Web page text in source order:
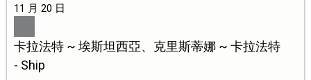
11 月 20 日
卡拉法特 ~ 埃斯坦西亞、克里斯蒂娜 ~ 卡拉法特
- Ship